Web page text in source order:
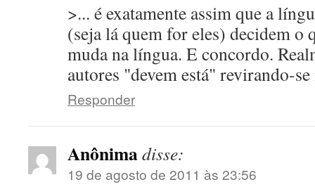
>... é exatamente assim que a
(seja lá quem for eles) decidem o
muda na língua. E concordo.
autores "devem está" revirando-
Responder
Anônimadisse:
19 de agosto de 2011 às 23:56